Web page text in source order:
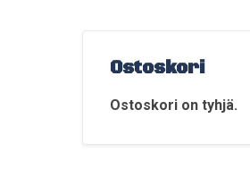
Ostoskori
Ostoskori on tyhjä.